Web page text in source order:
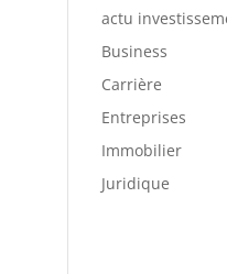
actu
Business
Carrière
Entreprises
Immobilier
Juridique